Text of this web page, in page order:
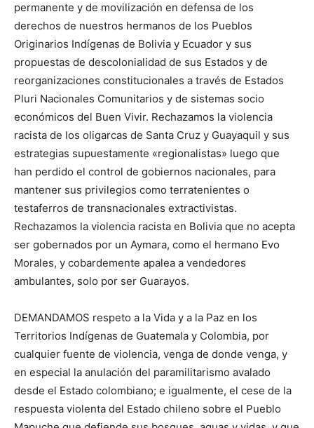
permanente y de movilización en defensa de los
derechos de nuestros hermanos de los Pueblos
Originarios Indígenas de Bolivia y Ecuador y sus
propuestas de descolonialidad de sus Estados y de
reorganizaciones constitucionales a través de Estados
Pluri Nacionales Comunitarios y de sistemas socio
económicos del Buen Vivir. Rechazamos la violencia
racista de los oligarcas de Santa Cruz y Guayaquil y sus
estrategias supuestamente «regionalistas» luego que
han perdido el control de gobiernos nacionales, para
mantener sus privilegios como terratenientes o
testaferros de transnacionales extractivistas.
Rechazamos la violencia racista en Bolivia que no acepta
ser gobernados por un Aymara, como el hermano Evo
Morales, y cobardemente apalea a vendedores
ambulantes, solo por ser Guarayos.
DEMANDAMOS respeto a la Vida y a la Paz en los
Territorios Indígenas de Guatemala y Colombia, por
cualquier fuente de violencia, venga de donde venga, y
en especial la anulación del paramilitarismo avalado
desde el Estado colombiano; e igualmente, el cese de la
respuesta violenta del Estado chileno sobre el Pueblo